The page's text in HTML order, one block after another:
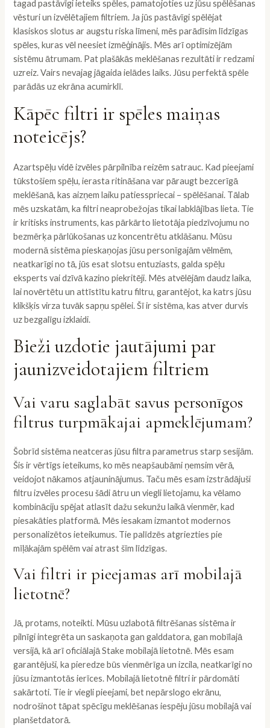
tagad pastāvīgi ieteiks spēles, pamatojoties uz jūsu spēlēšanas
vēsturi un izvēlētajiem filtriem. Ja jūs pastāvīgi spēlējat
klasiskos slotus ar augstu riska līmeni, mēs parādīsim līdzīgas
spēles, kuras vēl neesiet izmēģinājis. Mēs arī optimizējām
sistēmu ātrumam. Pat plašākās meklēšanas rezultāti ir redzami
uzreiz. Vairs nevajag jāgaida ielādes laiks. Jūsu perfektā spēle
parādās uz ekrāna acumirklī.
Kāpēc filtri ir spēles maiņas
noteicējs?
Azartspēļu vidē izvēles pārpilnība reizēm satrauc. Kad pieejami
tūkstošiem spēļu, ierasta ritināšana var pāraugt bezcerīgā
meklēšanā, kas aizņem laiku patiesspriecai – spēlēšanai. Tālab
mēs uzskatām, ka filtri neaprobežojas tikai labklājības lieta. Tie
ir kritisks instruments, kas pārkārto lietotāja piedzīvojumu no
bezmērķa pārlūkošanas uz koncentrētu atklāšanu. Mūsu
modernā sistēma pieskaņojas jūsu personīgajām vēlmēm,
neatkarīgi no tā, jūs esat slotsu entuziasts, galda spēļu
eksperts vai dzīvā kazino piekritēji. Mēs atvēlējām daudz laika,
lai novērtētu un attīstītu katru filtru, garantējot, ka katrs jūsu
klikšķis virza tuvāk sapņu spēlei. Šī ir sistēma, kas atver durvis
uz bezgalīgu izklaidi.
Bieži uzdotie jautājumi par
jaunizveidotajiem filtriem
Vai varu saglabāt savus personīgos
filtrus turpmākajai apmeklējumam?
Šobrīd sistēma neatceras jūsu filtra parametrus starp sesijām.
Šis ir vērtīgs ieteikums, ko mēs neapšaubāmi ņemsim vērā,
veidojot nākamos atjauninājumus. Taču mēs esam izstrādājuši
filtru izvēles procesu šādi ātru un viegli lietojamu, ka vēlamo
kombināciju spējat atlasīt dažu sekunžu laikā vienmēr, kad
piesakāties platformā. Mēs iesakam izmantot modernos
personalizētos ieteikumus. Tie palīdzēs atgriezties pie
mīļākajām spēlēm vai atrast šīm līdzīgas.
Vai filtri ir pieejamas arī mobilajā
lietotnē?
Jā, protams, noteikti. Mūsu uzlabotā filtrēšanas sistēma ir
pilnīgi integrēta un saskaņota gan galddatora, gan mobīlajā
versijā, kā arī oficiālajā Stake mobilajā lietotnē. Mēs esam
garantējuši, ka pieredze būs vienmērīga un izcila, neatkarīgi no
jūsu izmantotās ierīces. Mobilajā lietotnē filtri ir pārdomāti
sakārtoti. Tie ir viegli pieejami, bet nepārslogo ekrānu,
nodrošinot tāpat spēcīgu meklēšanas iespēju jūsu mobilajā vai
planšetdatorā.